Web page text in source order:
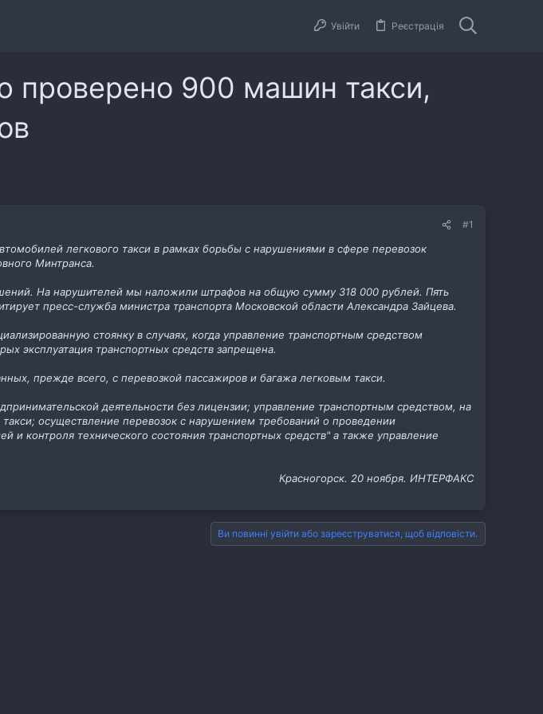
Увійти Реєстрація
проверено 900 машин такси,
#1
легкового такси в рамках борьбы с нарушениями в сфере перевозок
Минтранса.
На нарушителей мы наложили штрафов на общую сумму 318 000 рублей. Пять
пресс-служба министра транспорта Московской области Александра Зайцева.
стоянку в случаях, когда управление транспортным средством
эксплуатация транспортных средств запрещена.
прежде всего, с перевозкой пассажиров и багажа легковым такси.
деятельности без лицензии; управление транспортным средством, на
осуществление перевозок с нарушением требований о проведении
контроля технического состояния транспортных средств" а также управление
Красногорск. 20 ноября. ИНТЕРФАКС
Ви повинні увійти або зареєструватися, щоб відповісти.